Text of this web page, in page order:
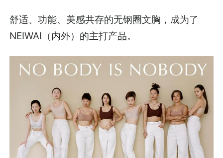
舒适、功能、美感共存的无钢圈文胸，成为了
NEIWAI（内外）的主打产品。